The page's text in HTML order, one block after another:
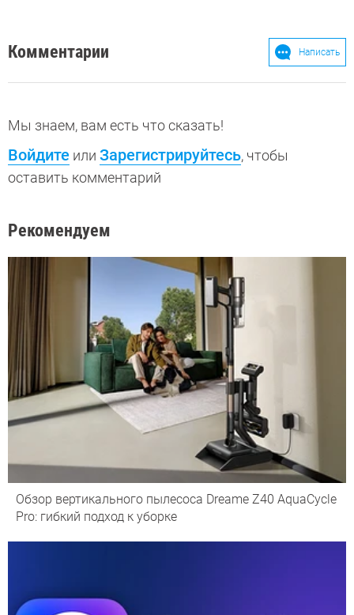
Комментарии Написать
Мы знаем, вам есть что сказать!
Войдите или Зарегистрируйтесь, чтобы
оставить комментарий
Рекомендуем
Обзор вертикального пылесоса Dreame Z40 AquaCycle
Pro: гибкий подход к уборке